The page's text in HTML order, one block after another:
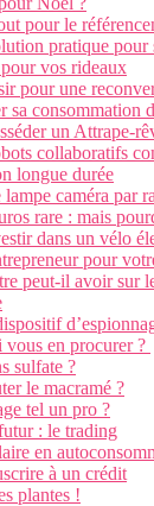
pour le
pratique pour
vos rideaux
pour une
sa consommation
un Attrape-
collaboratifs
longue durée
caméra par
rare : mais
dans un vélo
pour
peut-il avoir sur
vous en procurer ?
sulfate ?
le macramé ?
tel un pro ?
: le trading
en
à un crédit
plantes !